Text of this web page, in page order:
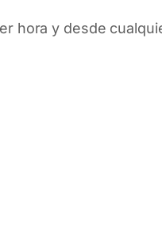
hora y desde